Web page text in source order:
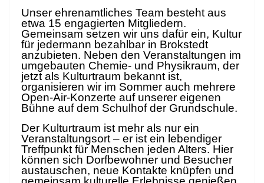
Unser ehrenamtliches Team besteht aus
etwa 15 engagierten Mitgliedern.
Gemeinsam setzen wir uns dafür ein, Kultur
für jedermann bezahlbar in Brokstedt
anzubieten. Neben den Veranstaltungen im
umgebauten Chemie- und Physikraum, der
jetzt als Kulturtraum bekannt ist,
organisieren wir im Sommer auch mehrere
Open-Air-Konzerte auf unserer eigenen
Bühne auf dem Schulhof der Grundschule.
Der Kulturtraum ist mehr als nur ein
Veranstaltungsort – er ist ein lebendiger
Treffpunkt für Menschen jeden Alters. Hier
können sich Dorfbewohner und Besucher
austauschen, neue Kontakte knüpfen und